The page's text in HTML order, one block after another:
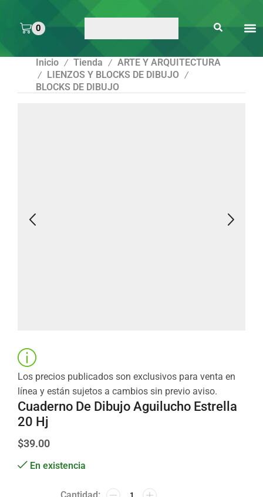
0
Inicio / Tienda / ARTE Y ARQUITECTURA
/ LIENZOS Y BLOCKS DE DIBUJO /
BLOCKS DE DIBUJO
Los precios publicados son exclusivos para venta en
línea y están sujetos a cambios sin previo aviso.
Cuaderno De Dibujo Aguilucho Estrella
20 Hj
$39.00
En existencia